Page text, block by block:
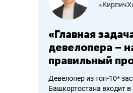
«Главная
девелопера –
правильный
Девелопер из топ-10*
Башкортостана входит в